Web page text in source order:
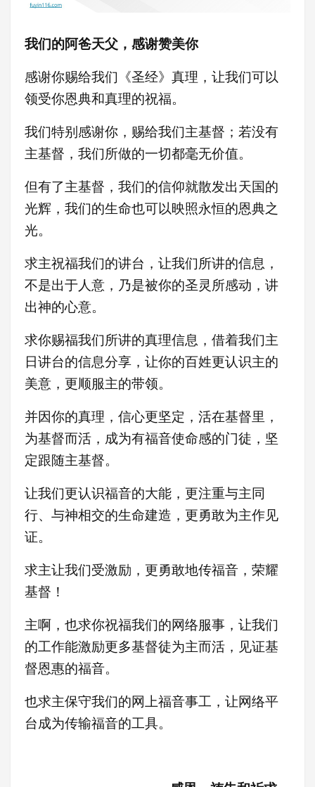
我们的阿爸天父，感谢赞美你
感谢你赐给我们《圣经》真理，让我们可以
领受你恩典和真理的祝福。
我们特别感谢你，赐给我们主基督；若没有
主基督，我们所做的一切都毫无价值。
但有了主基督，我们的信仰就散发出天国的
光辉，我们的生命也可以映照永恒的恩典之
光。
求主祝福我们的讲台，让我们所讲的信息，
不是出于人意，乃是被你的圣灵所感动，讲
出神的心意。
求你赐福我们所讲的真理信息，借着我们主
日讲台的信息分享，让你的百姓更认识主的
美意，更顺服主的带领。
并因你的真理，信心更坚定，活在基督里，
为基督而活，成为有福音使命感的门徒，坚
定跟随主基督。
让我们更认识福音的大能，更注重与主同
行、与神相交的生命建造，更勇敢为主作见
证。
求主让我们受激励，更勇敢地传福音，荣耀
基督！
主啊，也求你祝福我们的网络服事，让我们
的工作能激励更多基督徒为主而活，见证基
督恩惠的福音。
也求主保守我们的网上福音事工，让网络平
台成为传输福音的工具。